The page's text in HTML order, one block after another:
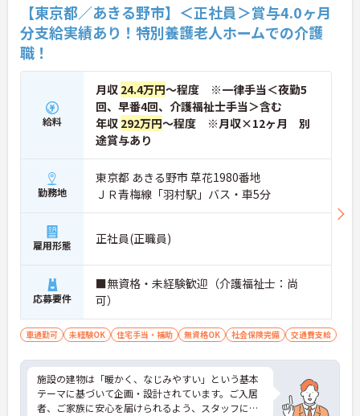
【東京都／あきる野市】＜正社員＞賞与4.0ヶ月
分支給実績あり！特別養護老人ホームでの介護
職！
給料
月収 24.4万円～程度 ※一律手当＜夜勤5
回、早番4回、介護福祉士手当＞含む
年収 292万円～程度 ※月収×12ヶ月 別
途賞与あり
勤務地
東京都 あきる野市 草花1980番地
ＪＲ青梅線「羽村駅」バス・車5分
雇用形態 正社員(正職員)
応募要件
■無資格・未経験歓迎（介護福祉士：尚
可）
車通勤可 未経験OK 住宅手当・補助 無資格OK 社会保険完備 交通費支給
施設の建物は「暖かく、なじみやすい」という基本
テーマに基づいて企画・設計されています。ご入居
者、ご家族に安心を届けられるよう、スタッフによ